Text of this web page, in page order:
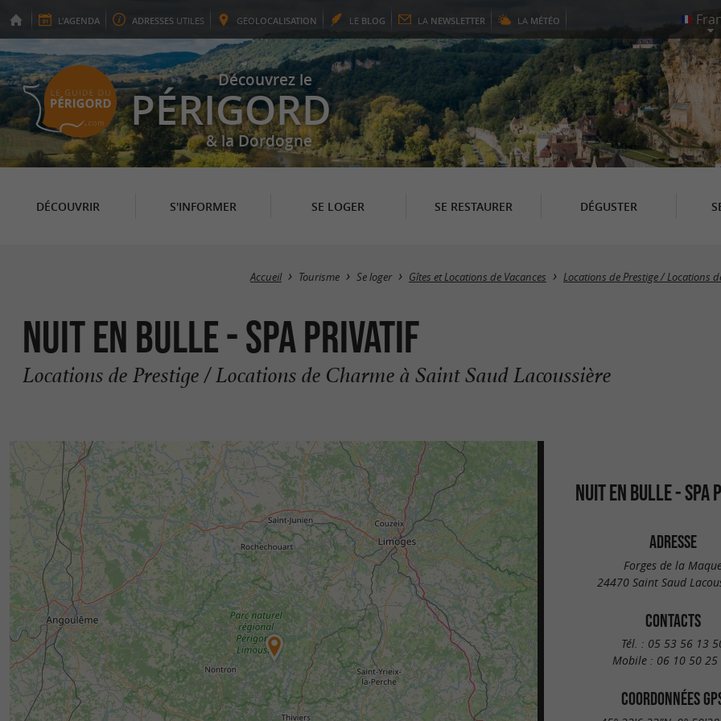
L'AGENDA ADRESSES UTILES GEOLOCALISATION LE BLOG LA NEWSLETTER LA MÉTÉO
Découvrez le
PÉRIGORD
& la Dordogne
DÉCOUVRIR S'INFORMER SE LOGER SE RESTAURER DÉGUSTER
Accueil Tourisme Se loger Gîtes et Locations de Vacances Locations de Prestige / Locations
Nuit en Bulle - Spa privatif
Locations de Prestige / Locations de Charme à Saint Saud Lacoussière
NUIT EN BULLE - SPA
ADRESSE
Forges de la
24470 Saint Saud
CONTACTS
Tél. : 05 53 56 13
Mobile : 06 10 50 25
COORDONNÉES